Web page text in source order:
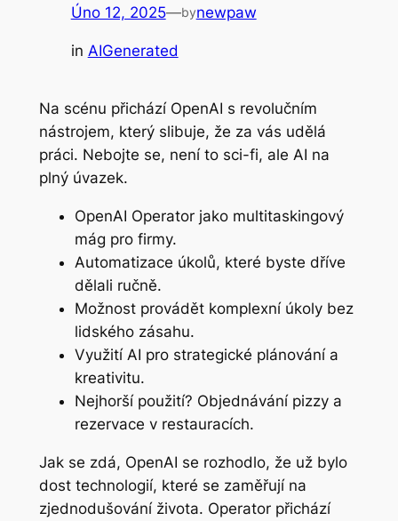
Úno 12, 2025—bynewpaw
in AIGenerated
Na scénu přichází OpenAI s revolučním
nástrojem, který slibuje, že za vás udělá
práci. Nebojte se, není to sci-fi, ale AI na
plný úvazek.
OpenAI Operator jako multitaskingový
mág pro firmy.
Automatizace úkolů, které byste dříve
dělali ručně.
Možnost provádět komplexní úkoly bez
lidského zásahu.
Využití AI pro strategické plánování a
kreativitu.
Nejhorší použití? Objednávání pizzy a
rezervace v restauracích.
Jak se zdá, OpenAI se rozhodlo, že už bylo
dost technologií, které se zaměřují na
zjednodušování života. Operator přichází